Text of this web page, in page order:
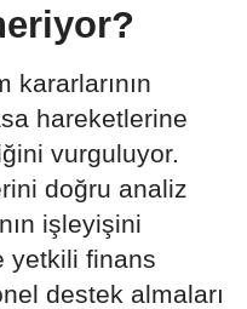
kararlarının
hareketlerine
vurguluyor.
doğru analiz
işleyişini
yetkili finans
destek almaları